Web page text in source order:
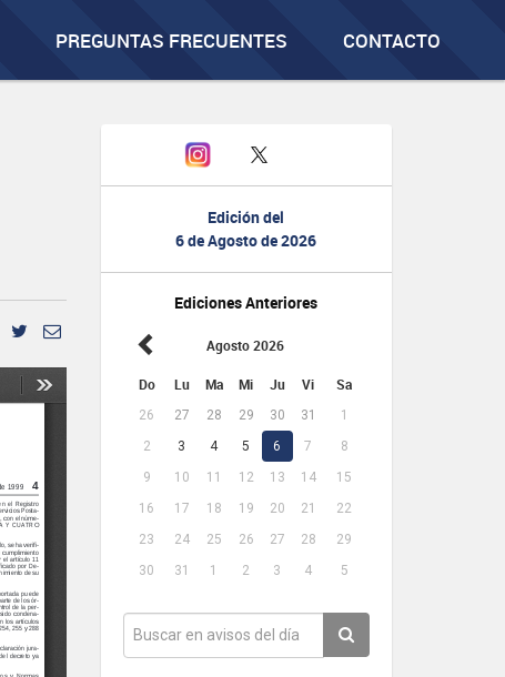
PREGUNTAS FRECUENTES CONTACTO
Edición del
6 de Agosto de 2026
Ediciones Anteriores
Agosto 2026
Do Lu Ma Mi Ju Vi Sa
26 27 28 29 30 31
1
2
3 4 5 6 7
8
9
10 11 12 13 14
15
16
17 18 19 20 21
22
23
24 25 26 27 28
29
30
31 1 2 3 4 5